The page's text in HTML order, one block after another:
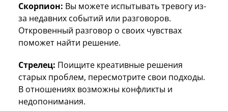
Скорпион: Вы можете испытывать тревогу из-
за недавних событий или разговоров.
Откровенный разговор о своих чувствах
поможет найти решение.
Стрелец: Поищите креативные решения
старых проблем, пересмотрите свои подходы.
В отношениях возможны конфликты и
недопонимания.